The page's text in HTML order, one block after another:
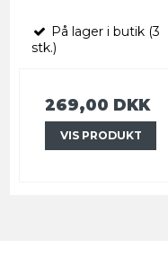
På lager i butik (3
stk.)
269,00 DKK
VIS PRODUKT